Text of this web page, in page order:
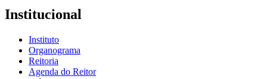
Institucional
Instituto
Organograma
Reitoria
Agenda do Reitor